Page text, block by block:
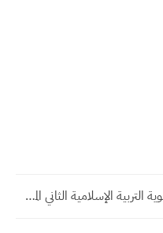
الخطة السنوية التربية الإسلامية الثاني المتوسط للعام 2025 2026